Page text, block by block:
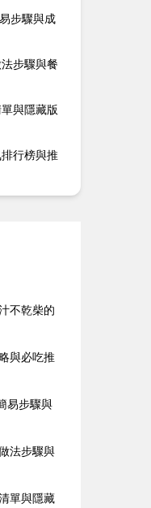
步驟與成
步驟與餐
與隱藏版
行榜與推
不乾柴的
與必吃推
易步驟與
法步驟與
單與隱藏